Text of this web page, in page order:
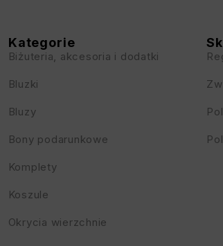
Kategorie
Biżuteria, akcesoria i dodatki
Bluzki
Bluzy
Bony podarunkowe
Komplety
Koszule
Okrycia wierzchnie